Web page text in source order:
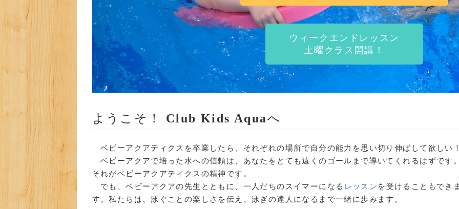
ウィークエンドレッスン
土曜クラス開講！
ようこそ！ Club Kids Aquaへ
ベビーアクアティクスを卒業したら、それぞれの場所で自分の能力を思い切り伸ばして欲しい
ベビーアクアで培った水への信頼は、あなたをとても遠くのゴールまで導いてくれるはずです
それがベビーアクアティクスの精神です。
でも、ベビーアクアの先生とともに、一人だちのスイマーになる レッスン を受けることもでき
す。私たちは、泳ぐことの楽しさを伝え、泳ぎの達人になるまで一緒に歩みます。